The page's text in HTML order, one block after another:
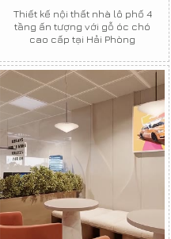
Thiết kế nội thất nhà lô phố 4
tầng ấn tượng với gỗ óc chó
cao cấp tại Hải Phòng